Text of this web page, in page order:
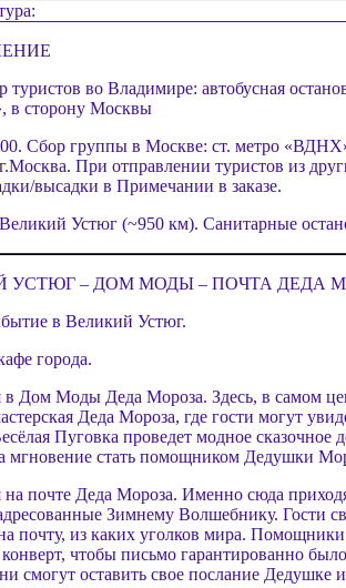
туристов во Владимире: автобусная
в сторону Москвы
Сбор группы в Москве: ст. метро
При отправлении туристов из
высадки в Примечании в заказе.
Устюг (~950 км). Санитарные
УСТЮГ – ДОМ МОДЫ – ПОЧТА ДЕДА
в Великий Устюг.
города.
в Дом Моды Деда Мороза. Здесь, в самом
Деда Мороза, где гости могут
Пуговка проведет модное сказочное
мгновение стать помощником Дедушки
на почте Деда Мороза. Именно сюда
Зимнему Волшебнику. Гости
почту, из каких уголков мира.
чтобы письмо гарантированно
смогут оставить свое послание